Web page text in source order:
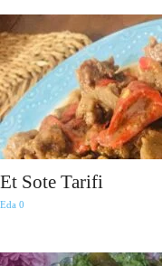
Et Sote Tarifi
Eda 0